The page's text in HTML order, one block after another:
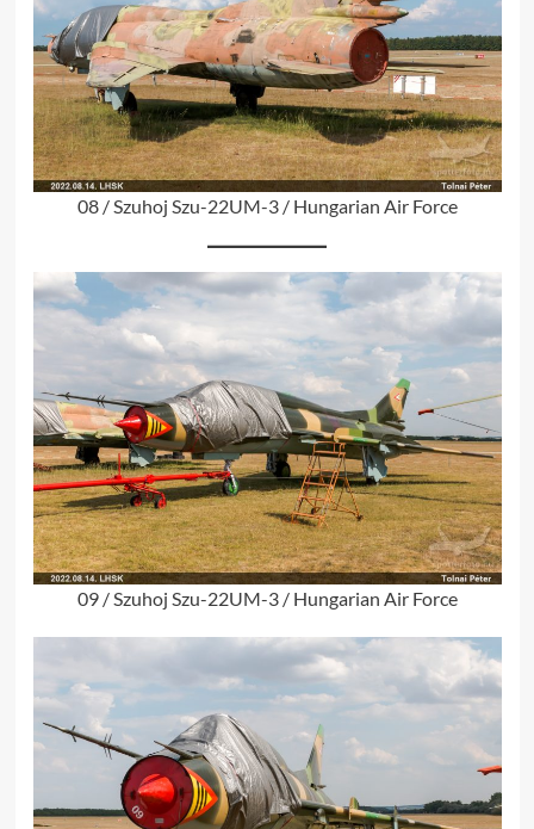
08 / Szuhoj Szu-22UM-3 / Hungarian Air Force
09 / Szuhoj Szu-22UM-3 / Hungarian Air Force